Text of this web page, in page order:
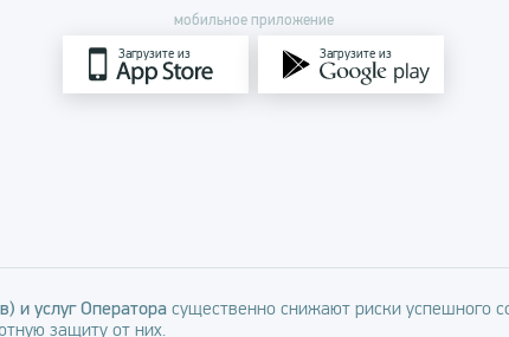
мобильное приложение
Загрузите из Загрузите из
и услуг Оператора существенно снижают риски успешного
защиту от них.